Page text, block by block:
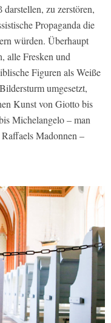
zu zerstören,
Propaganda die
würden. Überhaupt
alle Fresken und
Figuren als Weiße
umgesetzt,
Kunst von Giotto bis
Michelangelo – man
Madonnen –